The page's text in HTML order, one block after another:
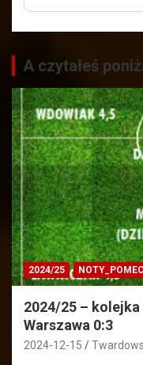
A czytałeś
2024/25
2024/25 – kolejka
Warszawa 0:3
2024-12-15